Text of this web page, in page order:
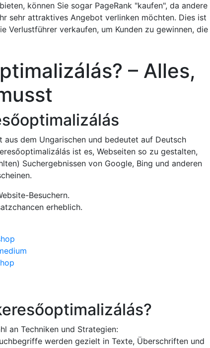
können Sie sogar PageRank "kaufen", da andere
sehr attraktives Angebot verlinken möchten. Dies ist
Verlustführer verkaufen, um Kunden zu gewinnen, die
– Alles,
aus dem Ungarischen und bedeutet auf Deutsch
ist es, Webseiten so zu gestalten,
Suchergebnissen von Google, Bing und anderen
Besuchern.
erheblich.
an Techniken und Strategien:
werden gezielt in Texte, Überschriften und